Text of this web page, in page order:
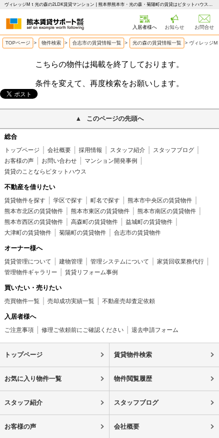
ヴィレッジMｔ光の森の2LDK賃貸マンション | 熊本県熊本市・光の森・菊陽町の賃貸はピタットハウス 熊本賃貸サポート
入居者様へ お知らせ お問合せ
TOPページ > 物件検索 > 合志市の賃貸情報一覧 > 光の森の賃貸情報一覧 > ヴィレッジ
こちらの物件は掲載を終了しております。
条件を変えて、再度検索をお願いします。
このページの先頭へ
総合
トップページ 会社概要 採用情報 スタッフ紹介
スタッフブログ
お客様の声
お問い合わせ
マンション開発事例
賃貸のことならピタットハウス
不動産を借りたい
賃貸物件を探す 学区で探す 町名で探す
熊本市中央区の賃貸物件
熊本市北区の賃貸物件
熊本市東区の賃貸物件
熊本市南区の賃貸物件
熊本市西区の賃貸物件
高森町の賃貸物件
益城町の賃貸物件
大津町の賃貸物件
菊陽町の賃貸物件 合志市の賃貸物件
オーナー様へ
賃貸管理について 建物管理 管理システムについて
家賃回収業務代行
管理物件ギャラリー
賃貸リフォーム事例
買いたい・売りたい
売買物件一覧 売却成功実績一覧 不動産売却査定依頼
入居者様へ
ご注意事項 修理ご依頼前にご確認ください 退去申請フォーム
トップページ 賃貸物件検索
お気に入り物件一覧 物件閲覧履歴
スタッフ紹介 スタッフブログ
お客様の声 会社概要